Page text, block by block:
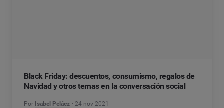
Black Friday: descuentos, consumismo, regalos de
Navidad y otros temas en la conversación social
Por Isabel Peláez 24 nov 2021